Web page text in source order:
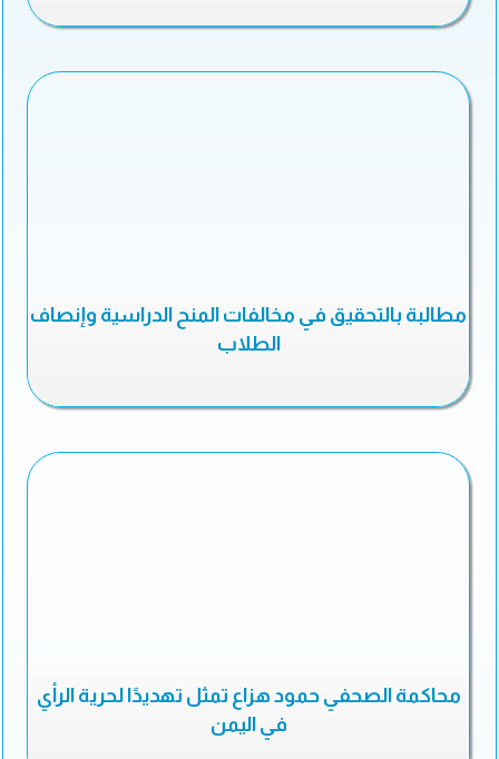
مطالبة بالتحقيق في مخالفات المنح الدراسية وإنصاف
الطلاب
محاكمة الصحفي حمود هزاع تمثل تهديدًا لحرية الرأي
في اليمن